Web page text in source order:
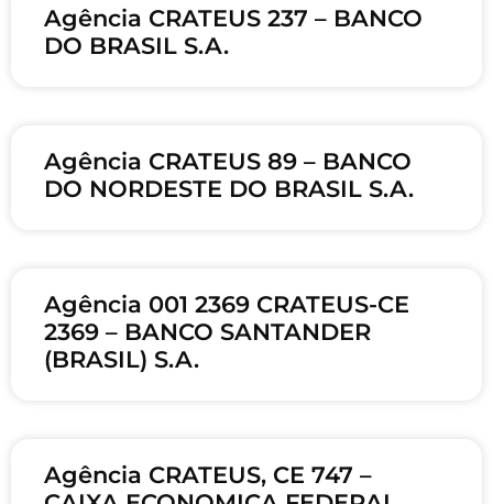
Agência CRATEUS 237 – BANCO
DO BRASIL S.A.
Agência CRATEUS 89 – BANCO
DO NORDESTE DO BRASIL S.A.
Agência 001 2369 CRATEUS-CE
2369 – BANCO SANTANDER
(BRASIL) S.A.
Agência CRATEUS, CE 747 –